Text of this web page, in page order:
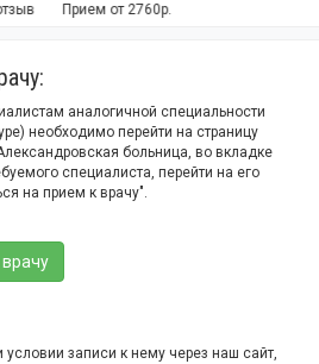
аналогичной специальности
необходимо перейти на страницу
больница, во вкладке
специалиста, перейти на его
на прием к врачу".
записи к нему через наш сайт,